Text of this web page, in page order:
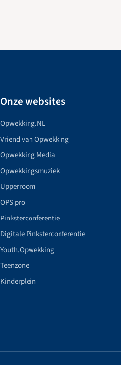
Onze websites
Opwekking.NL
Vriend van Opwekking
Opwekking Media
Opwekkingsmuziek
Upperroom
OPS pro
Pinksterconferentie
Digitale Pinksterconferentie
Youth.Opwekking
Teenzone
Kinderplein